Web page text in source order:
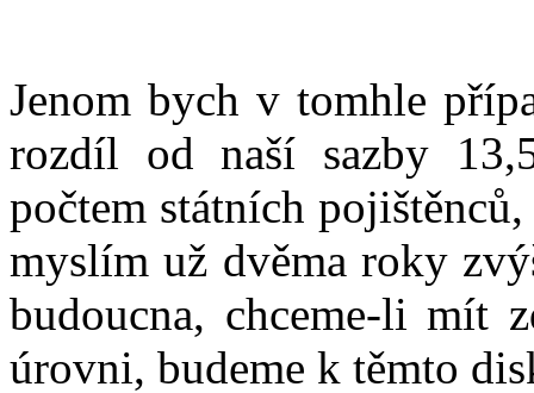
Jenom bych v tomhle
rozdíl od naší sazby
počtem státních
myslím už dvěma roky
budoucna, chceme-li mít
úrovni, budeme k těmto